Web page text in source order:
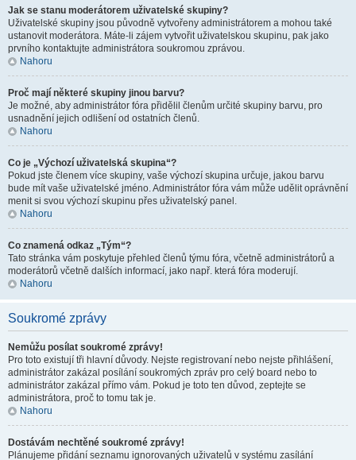
Jak se stanu moderátorem uživatelské skupiny?
Uživatelské skupiny jsou původně vytvořeny administrátorem a mohou také
ustanovit moderátora. Máte-li zájem vytvořit uživatelskou skupinu, pak jako
prvního kontaktujte administrátora soukromou zprávou.
Nahoru
Proč mají některé skupiny jinou barvu?
Je možné, aby administrátor fóra přidělil členům určité skupiny barvu, pro
usnadnění jejich odlišení od ostatních členů.
Nahoru
Co je „Výchozí uživatelská skupina“?
Pokud jste členem více skupiny, vaše výchozí skupina určuje, jakou barvu
bude mít vaše uživatelské jméno. Administrátor fóra vám může udělit oprávnění
menit si svou výchozí skupinu přes uživatelský panel.
Nahoru
Co znamená odkaz „Tým“?
Tato stránka vám poskytuje přehled členů týmu fóra, včetně administrátorů a
moderátorů včetně dalších informací, jako např. která fóra moderují.
Nahoru
Soukromé zprávy
Nemůžu posílat soukromé zprávy!
Pro toto existují tři hlavní důvody. Nejste registrovaní nebo nejste přihlášení,
administrátor zakázal posílání soukromých zpráv pro celý board nebo to
administrátor zakázal přímo vám. Pokud je toto ten důvod, zeptejte se
administrátora, proč to tomu tak je.
Nahoru
Dostávám nechtěné soukromé zprávy!
Plánujeme přidání seznamu ignorovaných uživatelů v systému zasílání